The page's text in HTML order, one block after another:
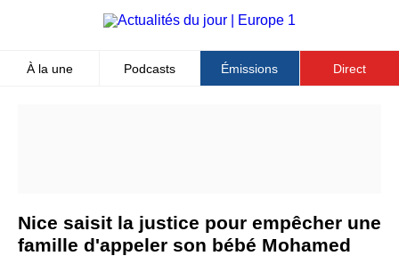
TopÀ la une Podcasts Émissions Direct
Nice saisit la justice pour empêcher une
famille d'appeler son bébé Mohamed